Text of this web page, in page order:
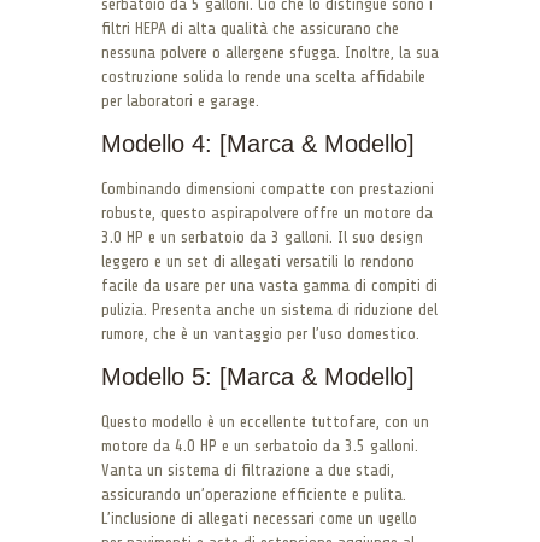
serbatoio da 5 galloni. Ciò che lo distingue sono i
filtri HEPA di alta qualità che assicurano che
nessuna polvere o allergene sfugga. Inoltre, la sua
costruzione solida lo rende una scelta affidabile
per laboratori e garage.
Modello 4: [Marca & Modello]
Combinando dimensioni compatte con prestazioni
robuste, questo aspirapolvere offre un motore da
3.0 HP e un serbatoio da 3 galloni. Il suo design
leggero e un set di allegati versatili lo rendono
facile da usare per una vasta gamma di compiti di
pulizia. Presenta anche un sistema di riduzione del
rumore, che è un vantaggio per l’uso domestico.
Modello 5: [Marca & Modello]
Questo modello è un eccellente tuttofare, con un
motore da 4.0 HP e un serbatoio da 3.5 galloni.
Vanta un sistema di filtrazione a due stadi,
assicurando un’operazione efficiente e pulita.
L’inclusione di allegati necessari come un ugello